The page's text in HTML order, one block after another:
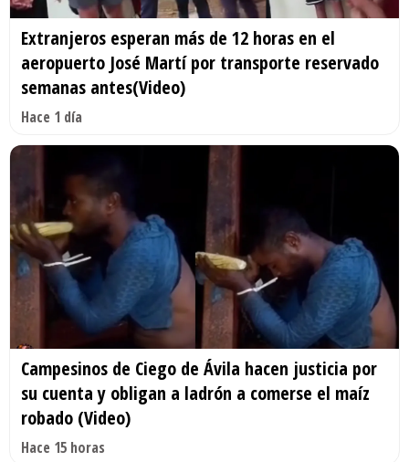
Extranjeros esperan más de 12 horas en el
aeropuerto José Martí por transporte reservado
semanas antes(Video)
Hace 1 día
Campesinos de Ciego de Ávila hacen justicia por
su cuenta y obligan a ladrón a comerse el maíz
robado (Video)
Hace 15 horas